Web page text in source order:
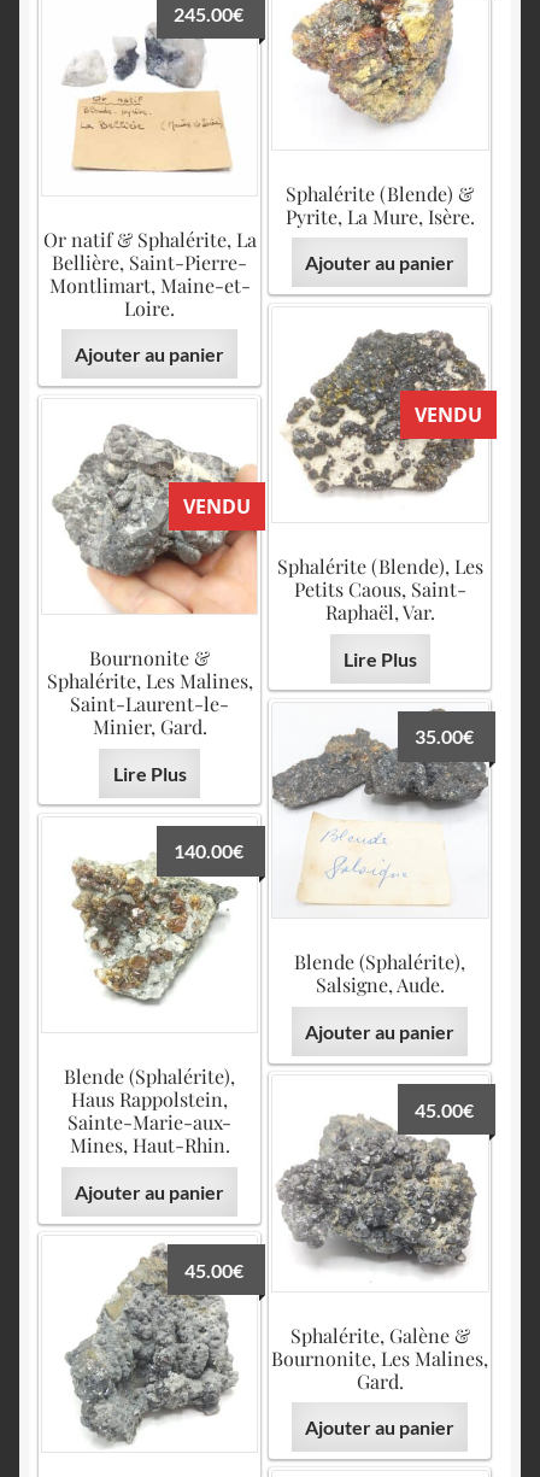
Sphalérite (Blende) &
Pyrite, La Mure, Isère.
Ajouter au panier
Or natif & Sphalérite, La
Bellière, Saint-Pierre-
Montlimart, Maine-et-
Loire.
245.00€
Ajouter au panier
VENDU
Sphalérite (Blende), Les
Petits Caous, Saint-
Raphaël, Var.
Lire Plus
VENDU
Bournonite &
Sphalérite, Les Malines,
Saint-Laurent-le-
Minier, Gard.
Lire Plus
Blende (Sphalérite),
Salsigne, Aude.
35.00€
Ajouter au panier
Blende (Sphalérite),
Haus Rappolstein,
Sainte-Marie-aux-
Mines, Haut-Rhin.
140.00€
Ajouter au panier
Sphalérite, Galène &
Bournonite, Les Malines,
Gard.
45.00€
Ajouter au panier
45.00€